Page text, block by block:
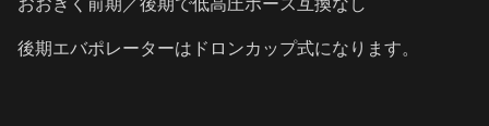
後期エバポレーターはドロンカップ式になります。